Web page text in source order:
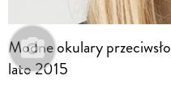
Modne okulary
lato 2015